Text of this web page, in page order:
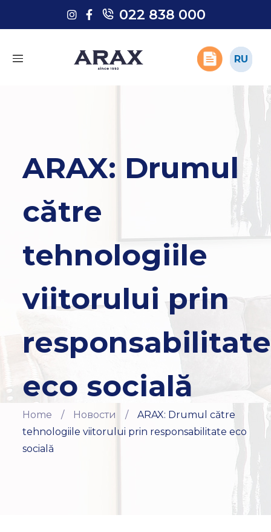
022 838 000
RU
022 838 000
RU
ARAX: Drumul
către
tehnologiile
viitorului prin
responsabilitate
eco socială
Home / Новости /
ARAX: Drumul către
tehnologiile viitorului prin responsabilitate eco
socială